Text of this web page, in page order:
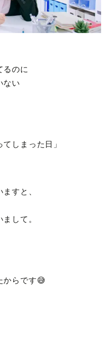
るのに
ない
しまった日」
すと、
して。
からです😅